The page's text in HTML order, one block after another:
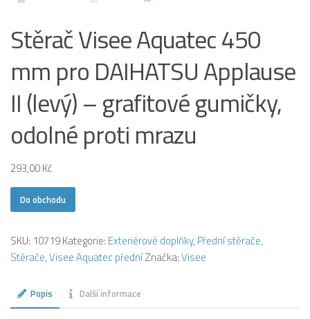
Stěrač Visee Aquatec 450
mm pro DAIHATSU Applause
II (levý) – grafitové gumičky,
odolné proti mrazu
293,00Kč
Do obchodu
SKU: 10719Kategorie: Exteriérové doplňky, Přední stěrače,
Stěrače,Visee Aquatec předníZnačka:Visee
Popis Další informace